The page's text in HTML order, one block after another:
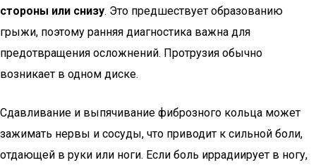
стороны или снизу. Это предшествует образованию
грыжи, поэтому ранняя диагностика важна для
предотвращения осложнений. Протрузия обычно
возникает в одном диске.
Сдавливание и выпячивание фиброзного кольца может
зажимать нервы и сосуды, что приводит к сильной боли,
отдающей в руки или ноги. Если боль иррадиирует в ногу,